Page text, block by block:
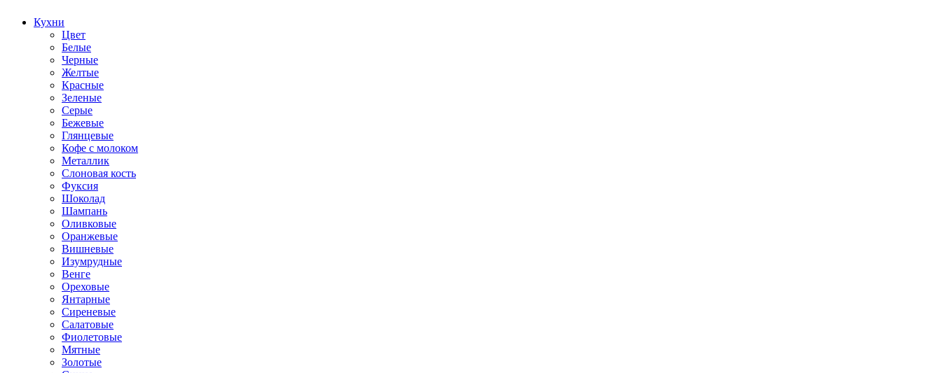
Кухни
Цвет
Белые
Черные
Желтые
Красные
Зеленые
Серые
Бежевые
Глянцевые
Кофе с молоком
Металлик
Слоновая кость
Фуксия
Шоколад
Шампань
Оливковые
Оранжевые
Вишневые
Изумрудные
Венге
Ореховые
Янтарные
Сиреневые
Салатовые
Фиолетовые
Мятные
Золотые